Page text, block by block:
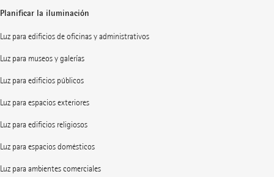
Planificar la iluminación
Luz para edificios de oficinas y administrativos
Luz para museos y galerías
Luz para edificios públicos
Luz para espacios exteriores
Luz para edificios religiosos
Luz para espacios domésticos
Luz para ambientes comerciales